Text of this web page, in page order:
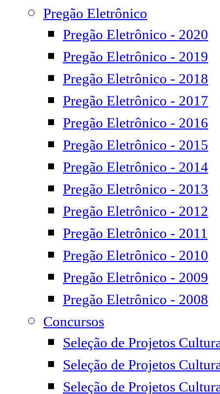
Pregão Eletrônico
Pregão Eletrônico - 2020
Pregão Eletrônico - 2019
Pregão Eletrônico - 2018
Pregão Eletrônico - 2017
Pregão Eletrônico - 2016
Pregão Eletrônico - 2015
Pregão Eletrônico - 2014
Pregão Eletrônico - 2013
Pregão Eletrônico - 2012
Pregão Eletrônico - 2011
Pregão Eletrônico - 2010
Pregão Eletrônico - 2009
Pregão Eletrônico - 2008
Concursos
Seleção de Projetos
Seleção de Projetos
Seleção de Projetos